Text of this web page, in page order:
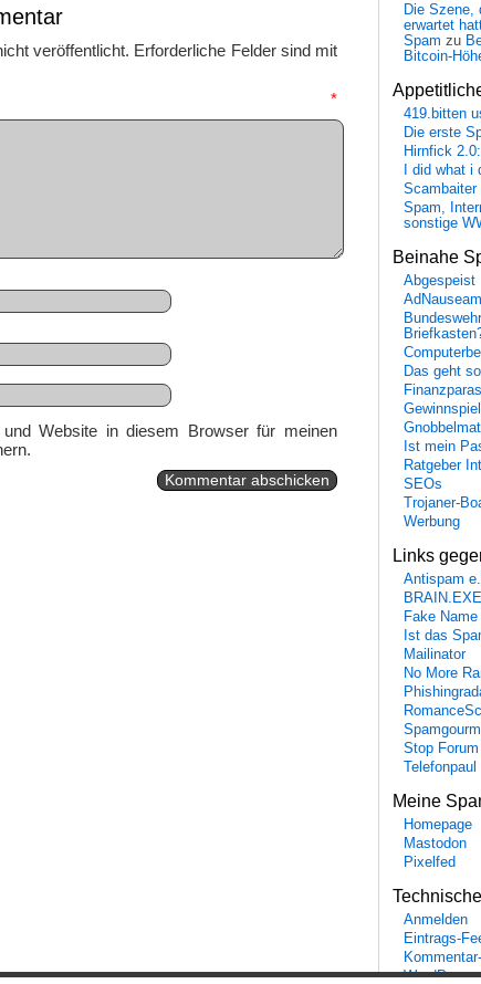
veröffentlicht. Erforderliche Felder sind mit
*
Website in diesem Browser für meinen
Die Szene,
erwartet
Spam zu
Bitcoin-
419.bitten
Die erste
Hirnfick
I did what
Scambaiter
Spam,
sonstige
Beinahe
Abgespeist
AdNauseam
Das geht
Ist mein
Ratgeber
SEOs
Trojaner-
Werbung
Links
Antispam
BRAIN.EXE
Fake
Ist das
Mailinator
No More
Stop
Telefonpaul
Meine
Homepage
Mastodon
Pixelfed
Anmelden
Eintrags-